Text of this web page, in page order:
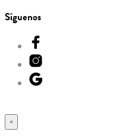
Síguenos
×